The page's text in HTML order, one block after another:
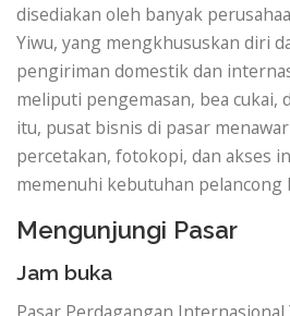
disediakan oleh banyak
Yiwu, yang mengkhususkan diri
pengiriman domestik dan
meliputi pengemasan, bea cukai,
itu, pusat bisnis di pasar
percetakan, fotokopi, dan akses
memenuhi kebutuhan pelancong
Mengunjungi Pasar
Jam buka